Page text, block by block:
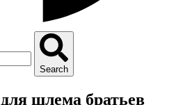
Search
шлема братьев